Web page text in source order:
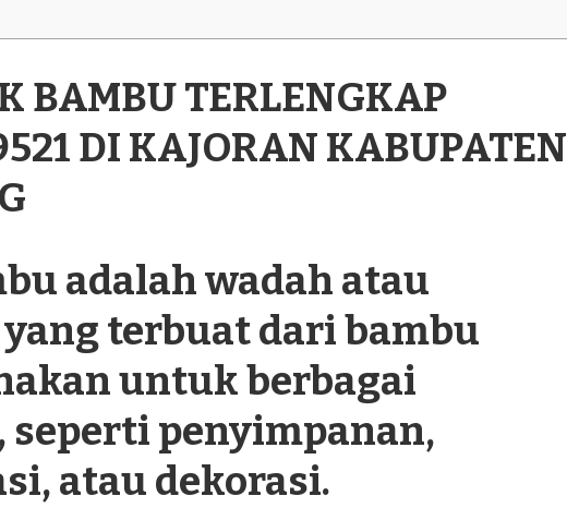
BAMBU TERLENGKAP
DI KAJORAN KABUPATEN
adalah wadah atau
terbuat dari bambu
untuk berbagai
seperti penyimpanan,
atau dekorasi.